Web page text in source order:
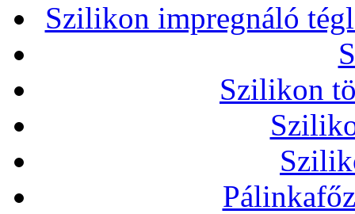
Szilikon impregnáló
Szilikon